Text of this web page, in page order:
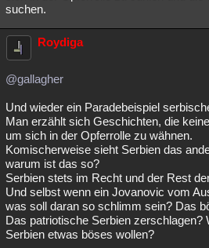
suchen.
Roydiga
@gallagher
Und wieder ein Paradebeispiel
Man erzählt sich Geschichten, die
um sich in der Opferrolle zu wähnen.
Komischerweise sieht Serbien das
warum ist das so?
Serbien stets im Recht und der Rest
Und selbst wenn ein Jovanovic vom
was soll daran so schlimm sein? Das
Das patriotische Serbien zerschlagen?
Serbien etwas böses wollen?